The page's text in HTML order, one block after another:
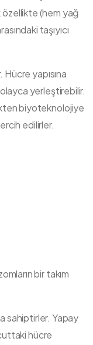
özellikte (hem yağ
taşıyıcı
yapısına
yerleştirebilir.
biyoteknolojiye
edilirler.
bir takım
sahiptirler. Yapay
hücre